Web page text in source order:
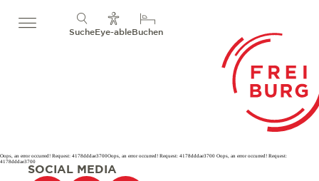
SucheEye-ableBuchen
Oops, an error occurred! Request: 4178dddae3700Oops, an error occurred! Request: 4178dddae3700 Oops, an error occurred! Request:
4178dddae3700
SOCIAL MEDIA